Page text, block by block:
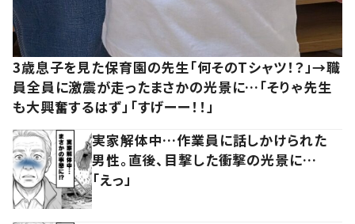
3歳息子を見た保育園の先生「何そのTシャツ！？」→職
員全員に激震が走ったまさかの光景に…「そりゃ先生
も大興奮するはず」「すげーー！！」
実家解体中…作業員に話しかけられた
男性。直後、目撃した衝撃の光景に…
「えっ」